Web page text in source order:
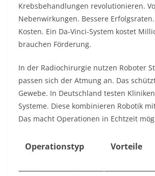
Krebsbehandlungen revolutionieren.
Nebenwirkungen. Bessere
Kosten. Ein Da-Vinci-System kostet
brauchen Förderung.
In der Radiochirurgie nutzen Roboter
passen sich der Atmung an. Das
Gewebe. In Deutschland testen
Systeme. Diese kombinieren Robotik
Das macht Operationen in Echtzeit
Operationstyp Vorteile